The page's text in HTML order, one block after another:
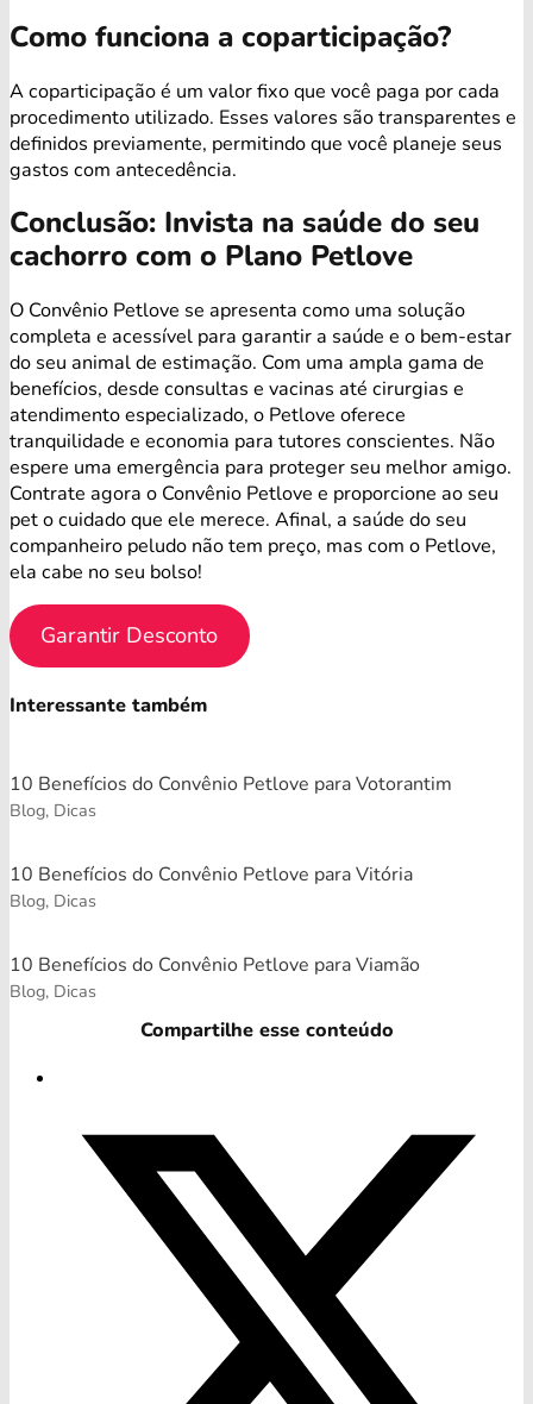
Como funciona a coparticipação?
A coparticipação é um valor fixo que você paga por cada
procedimento utilizado. Esses valores são transparentes e
definidos previamente, permitindo que você planeje seus
gastos com antecedência.
Conclusão: Invista na saúde do seu
cachorro com o Plano Petlove
O Convênio Petlove se apresenta como uma solução
completa e acessível para garantir a saúde e o bem-estar
do seu animal de estimação. Com uma ampla gama de
benefícios, desde consultas e vacinas até cirurgias e
atendimento especializado, o Petlove oferece
tranquilidade e economia para tutores conscientes. Não
espere uma emergência para proteger seu melhor amigo.
Contrate agora o Convênio Petlove e proporcione ao seu
pet o cuidado que ele merece. Afinal, a saúde do seu
companheiro peludo não tem preço, mas com o Petlove,
ela cabe no seu bolso!
Garantir Desconto
Interessante também
10 Benefícios do Convênio Petlove para Votorantim
Blog, Dicas
10 Benefícios do Convênio Petlove para Vitória
Blog, Dicas
10 Benefícios do Convênio Petlove para Viamão
Blog, Dicas
Compartilhe esse conteúdo